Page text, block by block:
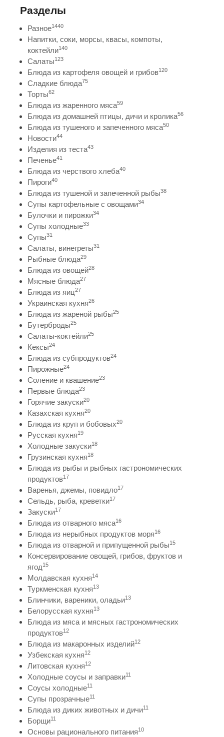
Разделы
Разное1440
Напитки, соки, морсы, квасы, компоты,
коктейли140
Салаты123
Блюда из картофеля овощей и грибов120
Сладкие блюда75
Торты62
Блюда из жаренного мяса59
Блюда из домашней птицы, дичи и кролика56
Блюда из тушеного и запеченного мяса50
Новости44
Изделия из теста43
Печенье41
Блюда из черствого хлеба40
Пироги40
Блюда из тушеной и запеченной рыбы38
Супы картофельные с овощами34
Булочки и пирожки34
Супы холодные33
Супы31
Салаты, винегреты31
Рыбные блюда29
Блюда из овощей28
Мясные блюда27
Блюда из яиц27
Украинская кухня26
Блюда из жареной рыбы25
Бутерброды25
Салаты-коктейли25
Кексы24
Блюда из субпродуктов24
Пирожные24
Соление и квашение23
Первые блюда23
Горячие закуски20
Казахская кухня20
Блюда из круп и бобовых20
Русская кухня19
Холодные закуски18
Грузинская кухня18
Блюда из рыбы и рыбных гастрономических
продуктов17
Варенья, джемы, повидло17
Сельдь, рыба, креветки17
Закуски17
Блюда из отварного мяса16
Блюда из нерыбных продуктов моря16
Блюда из отварной и припущенной рыбы15
Консервирование овощей, грибов, фруктов и
ягод15
Молдавская кухня14
Туркменская кухня13
Блинчики, вареники, оладьи13
Белорусская кухня13
Блюда из мяса и мясных гастрономических
продуктов12
Блюда из макаронных изделий12
Узбекская кухня12
Литовская кухня12
Холодные соусы и заправки11
Соусы холодные11
Супы прозрачные11
Блюда из диких животных и дичи11
Борщи11
Основы рационального питания10